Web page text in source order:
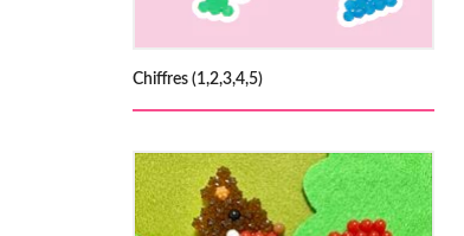
Chiffres (1,2,3,4,5)